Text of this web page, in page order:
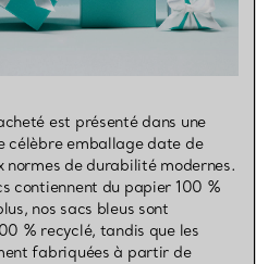
est présenté dans une
célèbre emballage date de
normes de durabilité modernes.
contiennent du papier 100 %
nos sacs bleus sont
% recyclé, tandis que les
fabriquées à partir de